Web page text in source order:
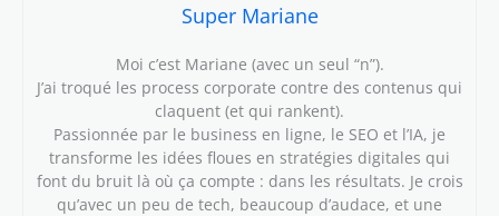
Super Mariane
Moi c’est Mariane (avec un seul “n”).
J’ai troqué les process corporate contre des contenus qui
claquent (et qui rankent).
Passionnée par le business en ligne, le SEO et l’IA, je
transforme les idées floues en stratégies digitales qui
font du bruit là où ça compte : dans les résultats. Je crois
qu’avec un peu de tech, beaucoup d’audace, et une